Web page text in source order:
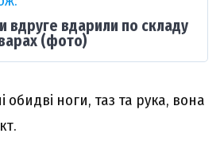
вдруге вдарили по складу
(фото)
обидві ноги, таз та рука, вона